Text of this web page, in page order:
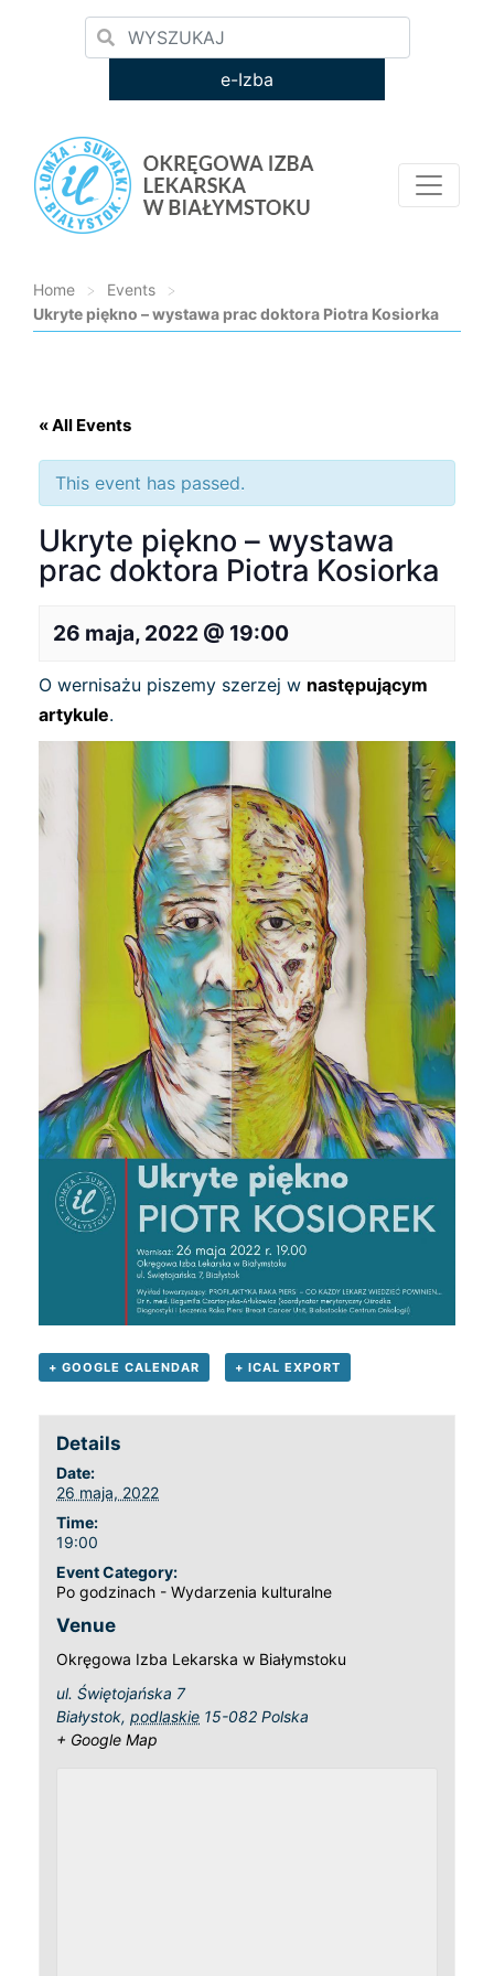
e-Izba
Home > Events
>
Ukryte piękno – wystawa prac doktora Piotra Kosiorka
« All Events
This event has passed.
Ukryte piękno – wystawa
prac doktora Piotra Kosiorka
26 maja, 2022 @ 19:00
O wernisażu piszemy szerzej w następującym
artykule.
+ GOOGLE CALENDAR + ICAL EXPORT
Details
Date:
26 maja, 2022
Time:
19:00
Event Category:
Po godzinach - Wydarzenia kulturalne
Venue
Okręgowa Izba Lekarska w Białymstoku
ul. Świętojańska 7
Białystok, podlaskie 15-082 Polska
+ Google Map